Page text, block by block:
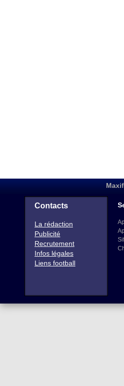
Contacts
La rédaction
Publicité
Recrutement
Infos légales
Liens football